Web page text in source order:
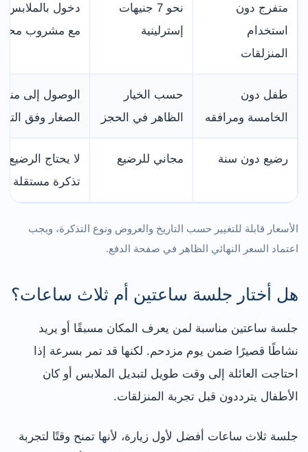
متفرج دون
استخدام
المنزلقات
نحو 7 جنيهات
إسترلينية
دخول بالملابس
مع مشروب
طفل دون
الخامسة ومرافقه
حسب الخيار
الظاهر في الحجز
الوصول إلى
الصغار وفق
رضيع دون سنة مجاني للرضيع
لا يحتاج الرضيع
تذكرة مستقلة
الأسعار قابلة للتغيير حسب التاريخ والعروض ونوع التذكرة، ويجب
اعتماد السعر النهائي الظاهر في صفحة الدفع.
هل أختار جلسة ساعتين أم ثلاث ساعات؟
جلسة ساعتين مناسبة لمن يعرف المكان مسبقًا أو يريد
نشاطًا قصيرًا ضمن يوم مزدحم. لكنها قد تمر بسرعة إذا
احتاجت العائلة إلى وقت طويل لتبديل الملابس أو كان
الأطفال يترددون قبل تجربة المنزلقات.
جلسة ثلاث ساعات أفضل لأول زيارة، لأنها تمنح وقتًا لتجربة